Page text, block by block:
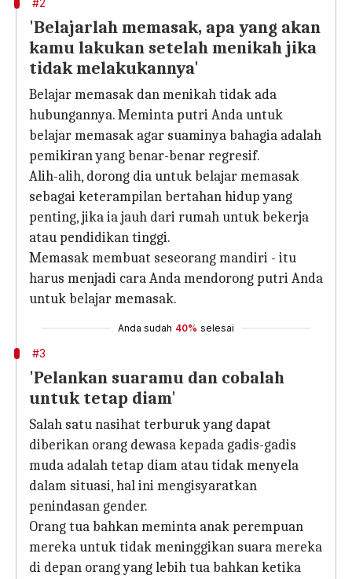
#2
'Belajarlah memasak, apa yang akan
kamu lakukan setelah menikah jika
tidak melakukannya'
Belajar memasak dan menikah tidak ada
hubungannya. Meminta putri Anda untuk
belajar memasak agar suaminya bahagia adalah
pemikiran yang benar-benar regresif.
Alih-alih, dorong dia untuk belajar memasak
sebagai keterampilan bertahan hidup yang
penting, jika ia jauh dari rumah untuk bekerja
atau pendidikan tinggi.
Memasak membuat seseorang mandiri - itu
harus menjadi cara Anda mendorong putri Anda
untuk belajar memasak.
Anda sudah 40% selesai
#3
'Pelankan suaramu dan cobalah
untuk tetap diam'
Salah satu nasihat terburuk yang dapat
diberikan orang dewasa kepada gadis-gadis
muda adalah tetap diam atau tidak menyela
dalam situasi, hal ini mengisyaratkan
penindasan gender.
Orang tua bahkan meminta anak perempuan
mereka untuk tidak meninggikan suara mereka
di depan orang yang lebih tua bahkan ketika